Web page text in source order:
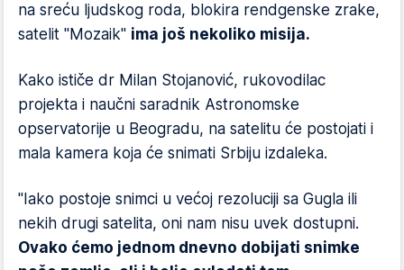
na sreću ljudskog roda, blokira rendgenske zrake,
satelit "Mozaik" ima još nekoliko misija.
Kako ističe dr Milan Stojanović, rukovodilac
projekta i naučni saradnik Astronomske
opservatorije u Beogradu, na satelitu će postojati i
mala kamera koja će snimati Srbiju izdaleka.
"Iako postoje snimci u većoj rezoluciji sa Gugla ili
nekih drugi satelita, oni nam nisu uvek dostupni.
Ovako ćemo jednom dnevno dobijati snimke